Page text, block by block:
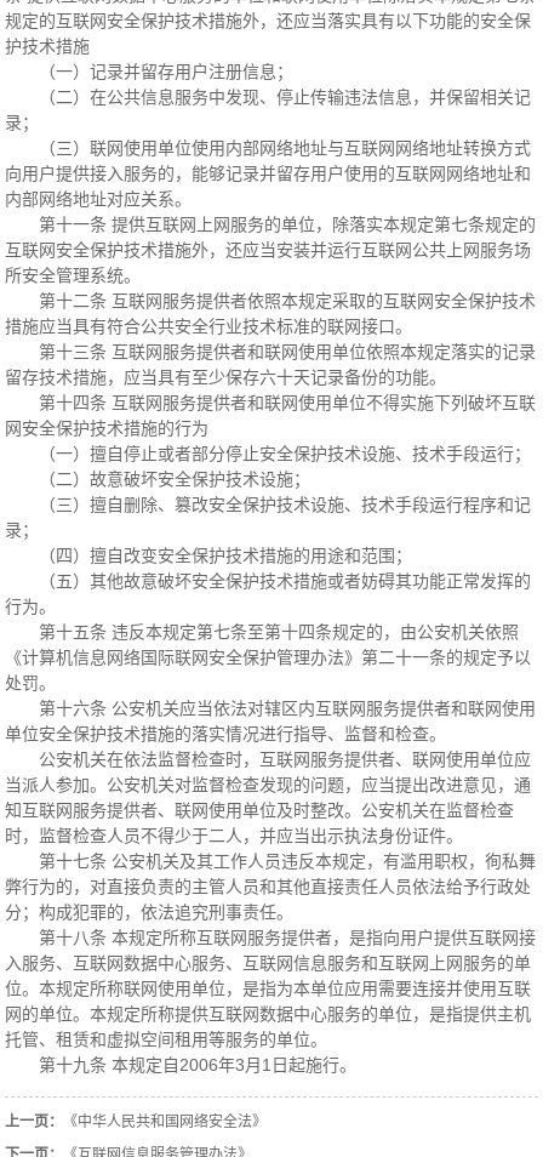
规定的互联网安全保护技术措施外，还应当落实具有以下功能的安全保
护技术措施
（一）记录并留存用户注册信息；
（二）在公共信息服务中发现、停止传输违法信息，并保留相关记
录；
（三）联网使用单位使用内部网络地址与互联网网络地址转换方式
向用户提供接入服务的，能够记录并留存用户使用的互联网网络地址和
内部网络地址对应关系。
第十一条 提供互联网上网服务的单位，除落实本规定第七条规定的
互联网安全保护技术措施外，还应当安装并运行互联网公共上网服务场
所安全管理系统。
第十二条 互联网服务提供者依照本规定采取的互联网安全保护技术
措施应当具有符合公共安全行业技术标准的联网接口。
第十三条 互联网服务提供者和联网使用单位依照本规定落实的记录
留存技术措施，应当具有至少保存六十天记录备份的功能。
第十四条 互联网服务提供者和联网使用单位不得实施下列破坏互联
网安全保护技术措施的行为
（一）擅自停止或者部分停止安全保护技术设施、技术手段运行；
（二）故意破坏安全保护技术设施；
（三）擅自删除、篡改安全保护技术设施、技术手段运行程序和记
录；
（四）擅自改变安全保护技术措施的用途和范围；
（五）其他故意破坏安全保护技术措施或者妨碍其功能正常发挥的
行为。
第十五条 违反本规定第七条至第十四条规定的，由公安机关依照
《计算机信息网络国际联网安全保护管理办法》第二十一条的规定予以
处罚。
第十六条 公安机关应当依法对辖区内互联网服务提供者和联网使用
单位安全保护技术措施的落实情况进行指导、监督和检查。
公安机关在依法监督检查时，互联网服务提供者、联网使用单位应
当派人参加。公安机关对监督检查发现的问题，应当提出改进意见，通
知互联网服务提供者、联网使用单位及时整改。公安机关在监督检查
时，监督检查人员不得少于二人，并应当出示执法身份证件。
第十七条 公安机关及其工作人员违反本规定，有滥用职权，徇私舞
弊行为的，对直接负责的主管人员和其他直接责任人员依法给予行政处
分；构成犯罪的，依法追究刑事责任。
第十八条 本规定所称互联网服务提供者，是指向用户提供互联网接
入服务、互联网数据中心服务、互联网信息服务和互联网上网服务的单
位。本规定所称联网使用单位，是指为本单位应用需要连接并使用互联
网的单位。本规定所称提供互联网数据中心服务的单位，是指提供主机
托管、租赁和虚拟空间租用等服务的单位。
第十九条 本规定自2006年3月1日起施行。
上一页：
《中华人民共和国网络安全法》